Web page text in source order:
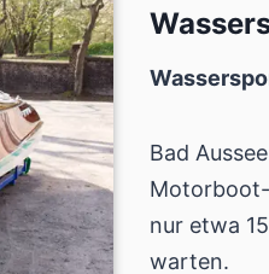
Bad
nur etwa
warten.